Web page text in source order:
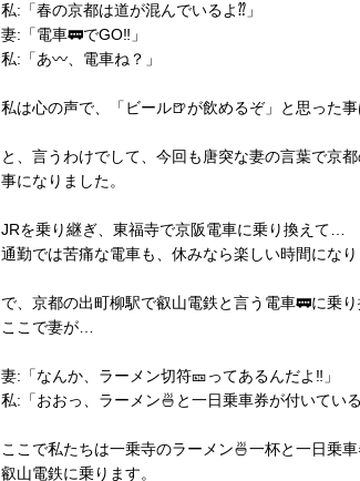
私:「春の京都は道が混んでいるよ⁇」
妻:「電車🚃でGO‼︎」
私:「あ〰︎、電車ね？」
私は心の声で、「ビール🍺が飲めるぞ」と思った
と、言うわけでして、今回も唐突な妻の言葉で京
事になりました。
JRを乗り継ぎ、東福寺で京阪電車に乗り換えて…
通勤では苦痛な電車も、休みなら楽しい時間になり
で、京都の出町柳駅で叡山電鉄と言う電車🚃に乗り
ここで妻が…
妻:「なんか、ラーメン切符🎫ってあるんだよ‼︎」
私:「おおっ、ラーメン🍜と一日乗車券が付いている
ここで私たちは一乗寺のラーメン🍜一杯と一日乗
叡山電鉄に乗ります。